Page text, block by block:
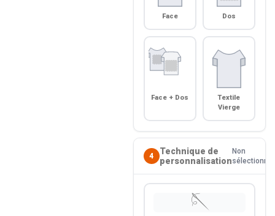
Face Dos
Face + Dos
Textile
Vierge
4
Technique de
personnalisation
Non
sélectionné
🪡